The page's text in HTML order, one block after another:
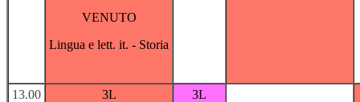
VENUTO
Lingua e lett. it. - Storia
13.00
3L
3L